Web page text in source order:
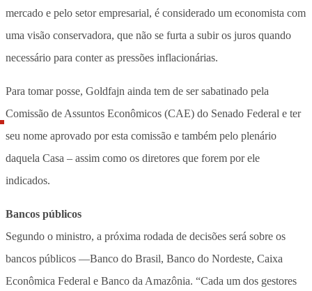
mercado e pelo setor empresarial, é considerado um economista com
uma visão conservadora, que não se furta a subir os juros quando
necessário para conter as pressões inflacionárias.
Para tomar posse, Goldfajn ainda tem de ser sabatinado pela
Comissão de Assuntos Econômicos (CAE) do Senado Federal e ter
seu nome aprovado por esta comissão e também pelo plenário
daquela Casa – assim como os diretores que forem por ele
indicados.
Bancos públicos
Segundo o ministro, a próxima rodada de decisões será sobre os
bancos públicos —Banco do Brasil, Banco do Nordeste, Caixa
Econômica Federal e Banco da Amazônia. “Cada um dos gestores